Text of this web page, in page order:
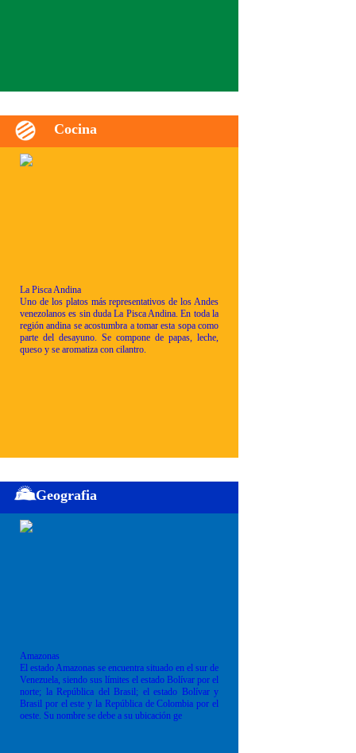
Cocina
La Pisca Andina
Uno de los platos más representativos de los Andes
venezolanos es sin duda La Pisca Andina. En toda la
región andina se acostumbra a tomar esta sopa como
parte del desayuno. Se compone de papas, leche,
queso y se aromatiza con cilantro.
Geografia
Amazonas
El estado Amazonas se encuentra situado en el sur de
Venezuela, siendo sus límites el estado Bolívar por el
norte; la República del Brasil; el estado Bolívar y
Brasil por el este y la República de Colombia por el
oeste. Su nombre se debe a su ubicación ge